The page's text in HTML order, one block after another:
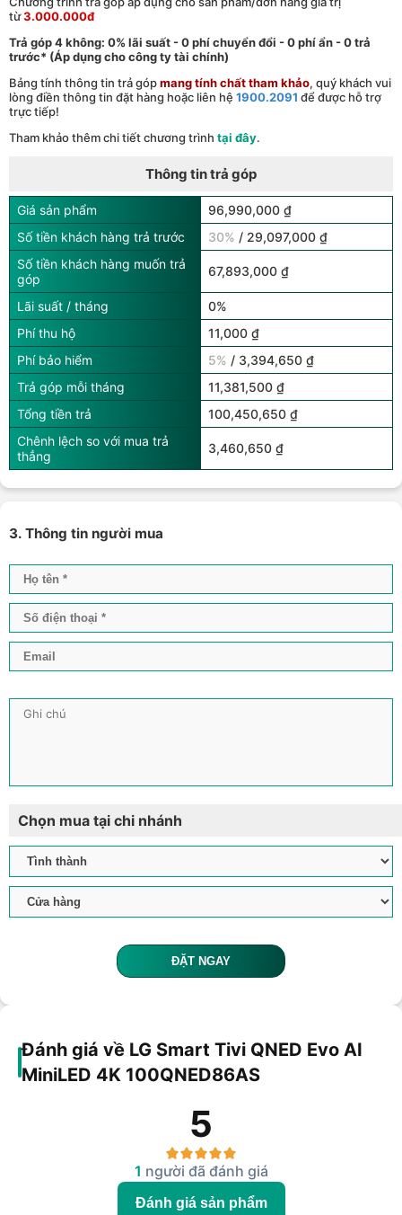
từ3.000.000đ
Trả góp 4 không: 0% lãi suất - 0 phí chuyển đổi - 0 phí ẩn - 0 trả
trước* (Áp dụng cho công ty tài chính)
Bảng tính thông tin trả gópmang tính chất tham khảo, quý khách vui
lòng điền thông tin đặt hàng hoặc liên hệ 1900.2091 để được hỗ trợ
trực tiếp!
Tham khảo thêm chi tiết chương trình tại đây.
Thông tin trả góp
Giá sản phẩm
96,990,000 ₫
Số tiền khách hàng trả trước
30% / 29,097,000 ₫
Số tiền khách hàng muốn trả
góp
67,893,000 ₫
Lãi suất / tháng
0%
Phí thu hộ
11,000 ₫
Phí bảo hiểm
5% / 3,394,650 ₫
Trả góp mỗi tháng
11,381,500 ₫
Tổng tiền trả
100,450,650 ₫
Chênh lệch so với mua trả
thẳng
3,460,650 ₫
3. Thông tin người mua
Chọn mua tại chi nhánh
ĐẶT NGAY
Đánh giá về LG Smart Tivi QNED Evo AI
MiniLED 4K 100QNED86AS
5
1 người đã đánh giá
Đánh giá sản phẩm